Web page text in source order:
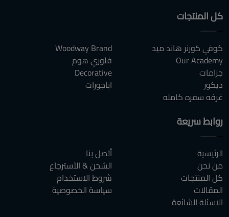
كل المنتجات
كوفي كورنر هاند ميد
Our Academy
جزامات
ديكور
غرفه سفره كامله
Woodway Brand
فلوري هوم
Decorative
اباجورات
روابط سريعة
الرئيسية
من نحن
كل المنتجات
المقالات
الاسئلة الشائعة
أتصل بنا
الشحن & الأسترجاع
شروط الاستخدام
سياسة الخصوصية